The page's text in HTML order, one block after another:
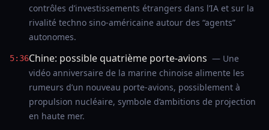
contrôles d’investissements étrangers dans l’IA et sur la
rivalité techno sino-américaine autour des “agents”
autonomes.
5:36Chine: possible quatrième porte-avions — Une
vidéo anniversaire de la marine chinoise alimente les
rumeurs d’un nouveau porte-avions, possiblement à
propulsion nucléaire, symbole d’ambitions de projection
en haute mer.